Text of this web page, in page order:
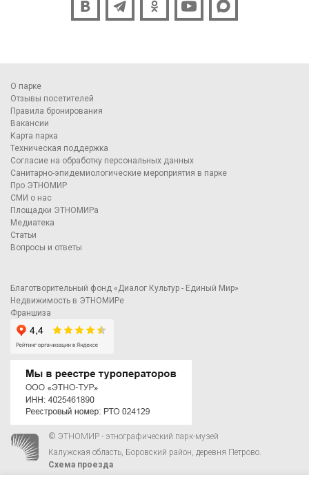
О парке
Отзывы посетителей
Правила бронирования
Вакансии
Карта парка
Техническая поддержка
Согласие на обработку персональных данных
Санитарно-эпидемиологические мероприятия в парке
Про ЭТНОМИР
СМИ о нас
Площадки ЭТНОМИРа
Медиатека
Статьи
Вопросы и ответы
Благотворительный фонд «Диалог Культур - Единый Мир»
Недвижимость в ЭТНОМИРе
Франшиза
© ЭТНОМИР - этнографический парк-музей
Калужская область, Боровский район, деревня Петрово.
Схема проезда